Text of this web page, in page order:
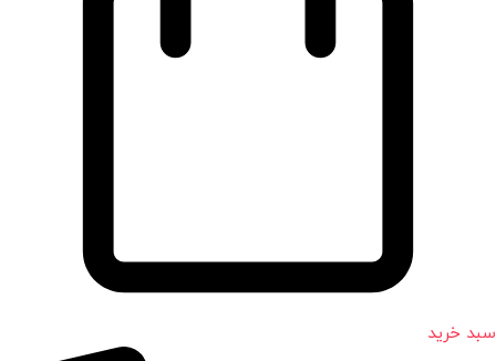
سبد خرید